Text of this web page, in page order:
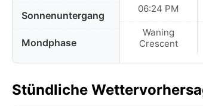
Sonnenuntergang
Mondphase
06:24 PM
Waning
Crescent
Stündliche